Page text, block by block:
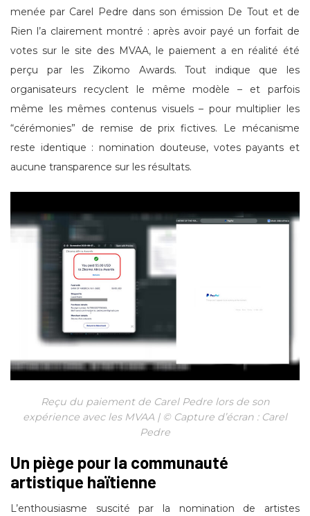
menée par Carel Pedre dans son émission De Tout et de
Rien l’a clairement montré : après avoir payé un forfait de
votes sur le site des MVAA, le paiement a en réalité été
perçu par les Zikomo Awards. Tout indique que les
organisateurs recyclent le même modèle – et parfois
même les mêmes contenus visuels – pour multiplier les
“cérémonies” de remise de prix fictives. Le mécanisme
reste identique : nomination douteuse, votes payants et
aucune transparence sur les résultats.
Reçu du paiement de Carel Pedre lors de son
expérience avec les MVAA | © Capture d’écran : Carel
Pedre
Un piège pour la communauté
artistique haïtienne
L’enthousiasme suscité par la nomination de artistes